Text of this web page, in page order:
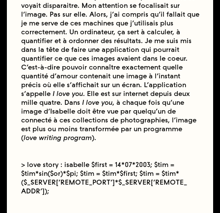
voyait disparaitre. Mon attention se focalisait sur
l’image. Pas sur elle. Alors, j’ai compris qu’il fallait que
je me serve de ces machines que j’utilisais plus
correctement. Un ordinateur, ça sert à calculer, à
quantifier et à ordonner des résultats. Je me suis mis
dans la tête de faire une application qui pourrait
quantifier ce que ces images avaient dans le coeur.
C’est-à-dire pouvoir connaître exactement quelle
quantité d’amour contenait une image à l’instant
précis où elle s’affichait sur un écran. L’application
s’appelle I love you. Elle est sur internet depuis deux
mille quatre. Dans I love you, à chaque fois qu’une
image d’Isabelle doit être vue par quelqu’un de
connecté à ces collections de photographies, l’image
est plus ou moins transformée par un programme
(love writing program).
> love story : isabelle $first = 14*07*2003; $tim =
$tim*sin($or)*$pi; $tim = $tim*$first; $tim = $tim*
($_SERVER[‘REMOTE_PORT’]*$_SERVER[‘REMOTE_
ADDR’]);